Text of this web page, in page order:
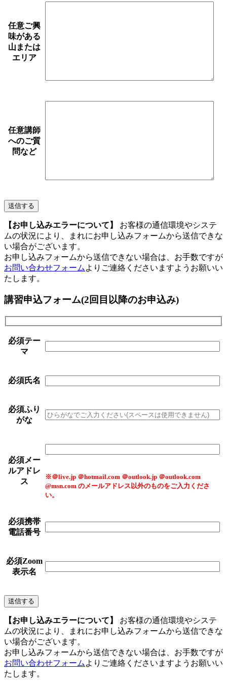
任意ご興
味がある
山または
エリア
任意講師
へのご質
問など
【お申し込みエラーについて】
お客様の通信環境やシステ
ムの状況により、まれにお申し込みフォームから送信できな
い場合がございます。
お申し込みフォームから送信できない場合は、お手数ですが
お問い合わせフォーム よりご連絡くださいますようお願いい
たします。
講習申込フォーム(2回目以降のお申込み)
必須テー
マ
必須氏名
必須ふり
がな
必須メー
ルアドレ
ス
※＠live.jp ＠hotmail.com ＠outlook.jp ＠outlook.com
@msn.com のメールアドレス以外のものをご入力くださ
い。
必須携帯
電話番号
必須Zoom
表示名
【お申し込みエラーについて】
お客様の通信環境やシステ
ムの状況により、まれにお申し込みフォームから送信できな
い場合がございます。
お申し込みフォームから送信できない場合は、お手数ですが
お問い合わせフォーム よりご連絡くださいますようお願いい
たします。